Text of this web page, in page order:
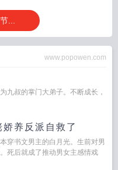
...
www.popowen.com
九叔的掌门大弟子。不断成长，
养反派自救了
穿书文男主的白月光。生前对男
死后就成了推动男女主感情戏